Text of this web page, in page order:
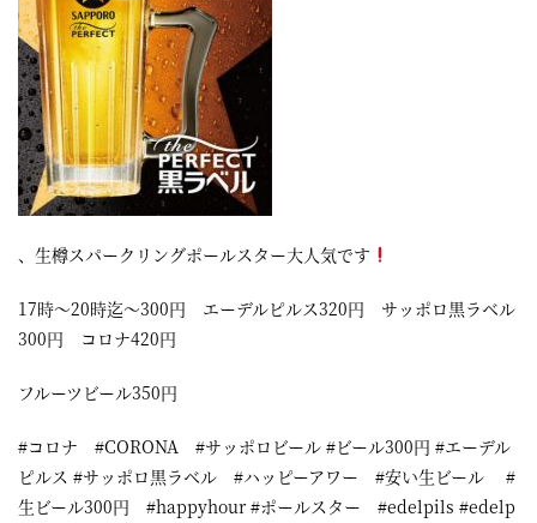
、生樽スパークリングポールスター大人気です
17時～20時迄～300円 エーデルピルス320円 サッポロ黒ラベル
300円 コロナ420円
フルーツビール350円
#コロナ #CORONA #サッポロビール #ビール300円 #エーデル
ピルス #サッポロ黒ラベル #ハッピーアワー #安い生ビール #
生ビール300円 #happyhour #ポールスター #edelpils #edelp